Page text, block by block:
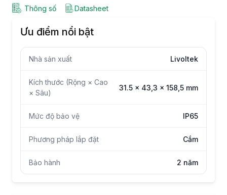
Thông số Datasheet
Ưu điểm nổi bật
Nhà sản xuất Livoltek
Kích thước (Rộng × Cao
× Sâu)
31.5 x 43,3 x 158,5 mm
Mức độ bảo vệ IP65
Phương pháp lắp đặt Cắm
Bảo hành 2 năm